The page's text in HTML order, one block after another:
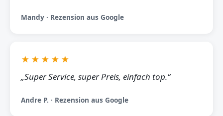
Mandy · Rezension aus Google
★★★★★
„Super Service, super Preis, einfach top.“
Andre P. · Rezension aus Google